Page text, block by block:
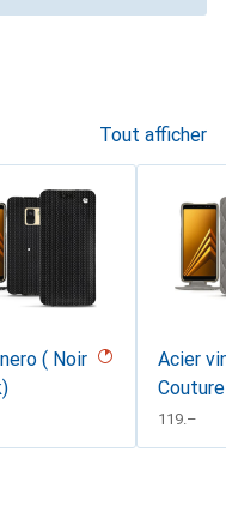
Tout afficher
( Noir
Acier
Couture
CHF
119.–